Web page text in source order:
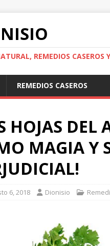
REMEDIOS
REMEDIOS CASEROS
HOJAS
MAGIA Y
6, 2018 Dionisio